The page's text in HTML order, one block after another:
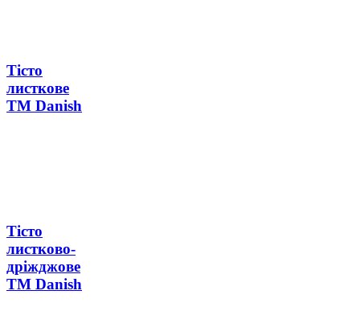
Тісто
листкове
ТМ Danish
Тісто
листково-
дріжджове
ТМ Danish